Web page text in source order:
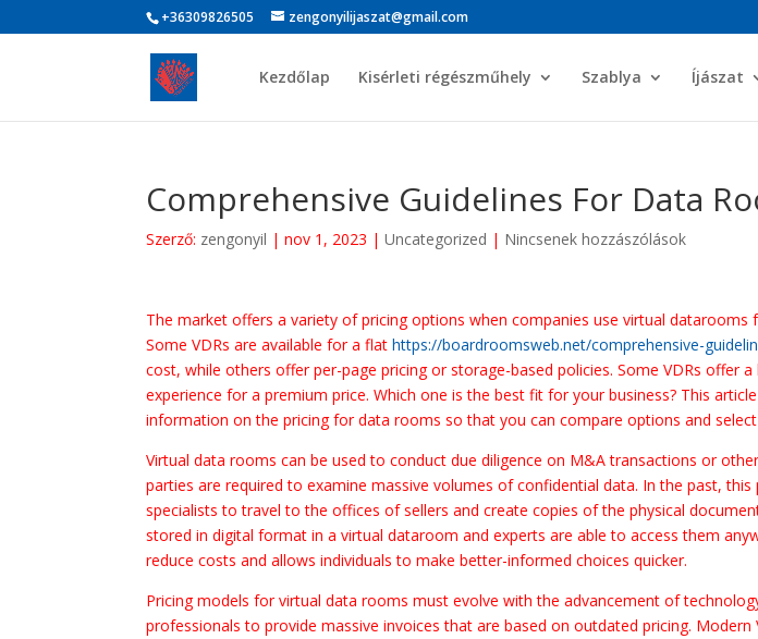
+36309826505 zengonyilijaszat@gmail.com
Kezdőlap Kisérleti régészműhely Szablya Íjászat
Comprehensive Guidelines For Data
Szerző: zengonyil |nov 1, 2023 |Uncategorized | Nincsenek hozzászólások
The market offers a variety of pricing options when companies use virtual datarooms
Some VDRs are available for a flathttps://boardroomsweb.net/comprehensive-
cost, while others offer per-page pricing or storage-based policies. Some VDRs offer
experience for a premium price. Which one is the best fit for your business? This
information on the pricing for data rooms so that you can compare options and
Virtual data rooms can be used to conduct due diligence on M&A transactions or
parties are required to examine massive volumes of confidential data. In the past,
specialists to travel to the offices of sellers and create copies of the physical
stored in digital format in a virtual dataroom and experts are able to access them
reduce costs and allows individuals to make better-informed choices quicker.
Pricing models for virtual data rooms must evolve with the advancement of
professionals to provide massive invoices that are based on outdated pricing.